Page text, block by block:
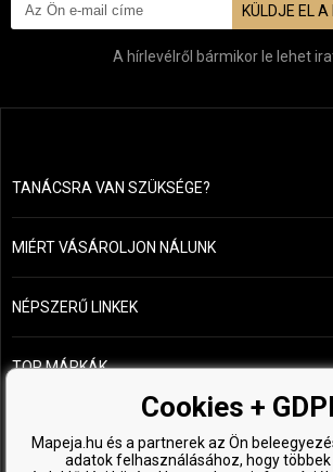
KÜLDJE EL
A hírlevélről bármikor le lehet
TANÁCSRA VAN SZÜKSÉGE?info@mapeja.hu
24 órán belül
MIÉRT VÁSÁROLJON NÁLUNK
Általános szerződési feltételek
Személyes adatok védelme
Fizetési és szállítási áttekintés
Áru visszaküldése
NÉPSZERŰ LINKEK
A mi történetünk
TOP MÁRKÁK
Kérastase
O&M
Paul Mitchell
Wella Professionals
Zenz Organic
Cookies +
Mapeja.hu és a partnerek az Ön
adatok felhasználásához, hogy